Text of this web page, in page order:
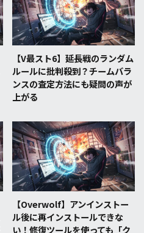
【V最スト6】延長戦のランダム
ルールに批判殺到？チームバラ
ンスの査定方法にも疑問の声が
上がる
【Overwolf】アンインストー
ル後に再インストールできな
い！修復ツールを使っても「ク